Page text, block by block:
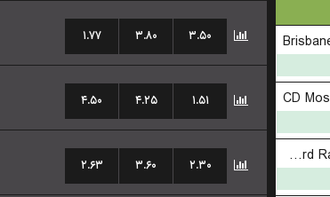
۱.۷۷ ۳.۸۰ ۳.۵۰
۴.۵۰ ۴.۲۵ ۱.۵۱
۲.۶۳ ۳.۶۰ ۲.۳۰